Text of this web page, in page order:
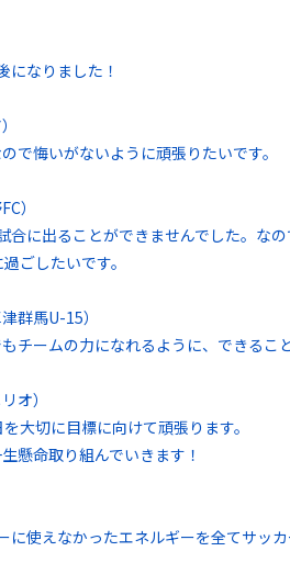
になりました！
で悔いがないように頑張りたいです。
）
合に出ることができませんでした。な
ごしたいです。
群馬U-15）
チームの力になれるように、できるこ
オ）
大切に目標に向けて頑張ります。
懸命取り組んでいきます！
に使えなかったエネルギーを全てサッ